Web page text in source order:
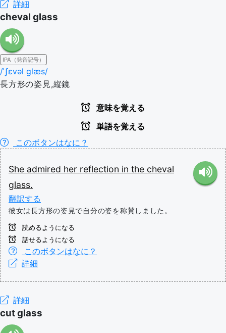
詳細
cheval glass
IPA（発音記号）
/ˈʃɛvəl ɡlæs/
長方形の姿見,縦鏡
意味を覚える
単語を覚える
このボタンはなに？
She admired her reflection in the cheval
glass.
翻訳する
彼女は長方形の姿見で自分の姿を称賛しました。
読めるようになる
話せるようになる
このボタンはなに？
詳細
詳細
cut glass